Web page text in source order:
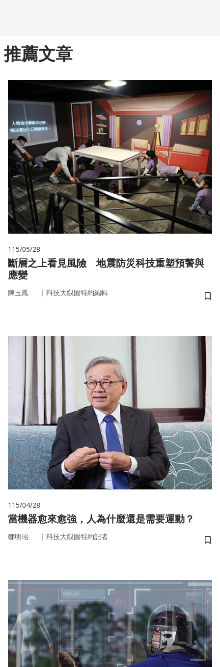
推薦文章
115/05/28
斷層之上看見風險 地震防災科技重塑預警與
應變
陳玉鳳 ｜ 科技大觀園特約編輯
儲
115/04/28
當機器愈來愈強，人為什麼還是需要運動？
鄒明珆 ｜ 科技大觀園特約記者
儲